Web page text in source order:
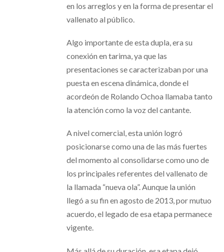
en los arreglos y en la forma de presentar el
vallenato al público.
Algo importante de esta dupla, era su
conexión en tarima, ya que las
presentaciones se caracterizaban por una
puesta en escena dinámica, donde el
acordeón de Rolando Ochoa llamaba tanto
la atención como la voz del cantante.
A nivel comercial, esta unión logró
posicionarse como una de las más fuertes
del momento al consolidarse como uno de
los principales referentes del vallenato de
la llamada “nueva ola”. Aunque la unión
llegó a su fin en agosto de 2013, por mutuo
acuerdo, el legado de esa etapa permanece
vigente.